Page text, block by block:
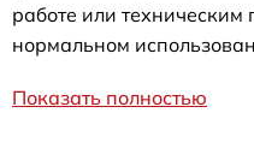
работе или
нормальном
Показать полностью